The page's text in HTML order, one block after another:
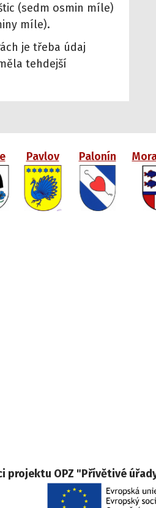
(sedm osmin míle)
míle).
je třeba údaj
tehdejší
Pavlov Palonín
projektu OPZ "Přívětivé